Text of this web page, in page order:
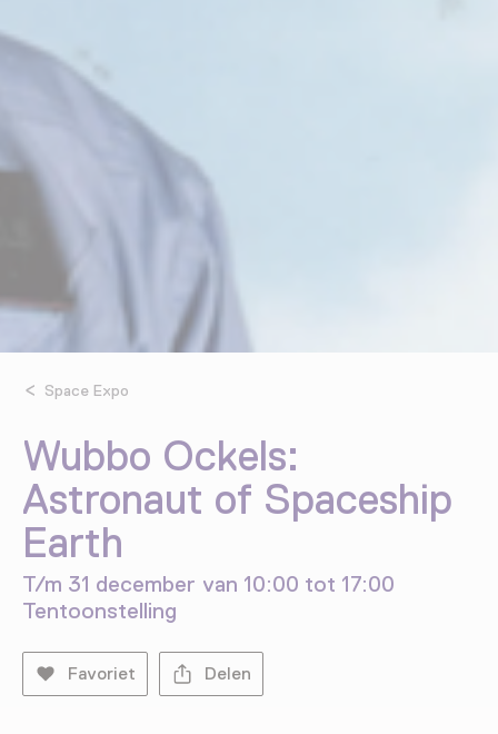
Space Expo
Wubbo Ockels:
Astronaut of Spaceship
Earth
T/m 31 december van 10:00 tot 17:00
Tentoonstelling
Favoriet Delen